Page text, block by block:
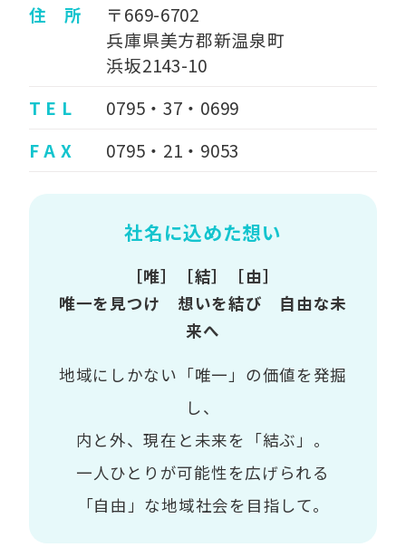
住 所
〒669-6702
兵庫県美方郡新温泉町
浜坂2143-10
T E L
0795・37・0699
F A X
0795・21・9053
社名に込めた想い
［唯］［結］［由］
唯一を見つけ 想いを結び 自由な未
来へ
地域にしかない「唯一」の価値を発掘
し、
内と外、現在と未来を「結ぶ」。
一人ひとりが可能性を広げられる
「自由」な地域社会を目指して。